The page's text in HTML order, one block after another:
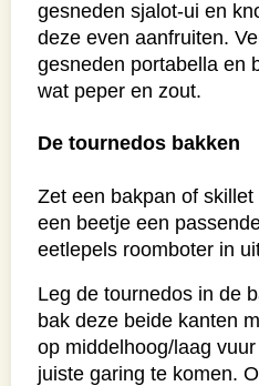
gesneden sjalot-ui en
deze even aanfruiten.
gesneden portabella en
wat peper en zout.
De tournedos bakken
Zet een bakpan of
een beetje een
eetlepels roomboter in
Leg de tournedos in de
bak deze beide kanten
op middelhoog/laag
juiste garing te komen.